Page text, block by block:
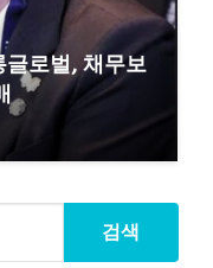
로벌, 채무보